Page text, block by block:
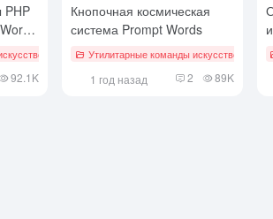
PHP
интеллекта Код #
92.1K
Кнопочная космическая
система Prompt Words
Утилитарные команды искусственного
1 год назад 2 89K